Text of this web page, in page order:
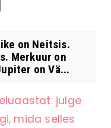
on Neitsis.
Merkuur on
on Vä...
julge
mida selles